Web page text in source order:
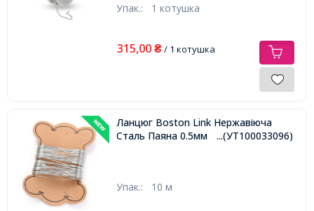
Упак.: 1 котушка
315,00 ₴/ 1 котушка
Ланцюг Boston Link Нержавіюча
Сталь Паяна 0.5мм
...(УТ100033096)
Упак.: 10 м